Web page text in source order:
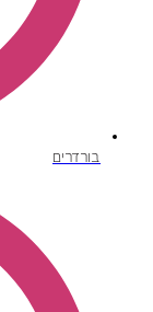
בורדרים